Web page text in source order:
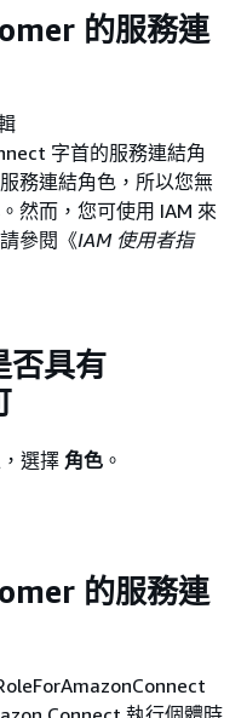
的服務連
字首的服務連結角
務連結角色，所以您無
然而，您可使用 IAM 來
參閱《IAM 使用者指
否具有
選擇 角色 。
的服務連